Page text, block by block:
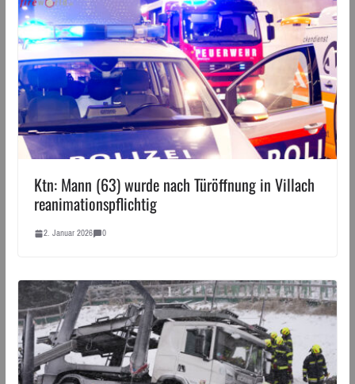
Ktn: Mann (63) wurde nach Türöffnung in Villach
reanimationspflichtig
2. Januar 2026 0